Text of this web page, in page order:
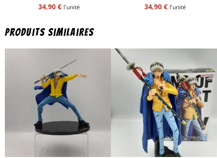
34,90 € l'unité 34,90 € l'unité
Produits similaires